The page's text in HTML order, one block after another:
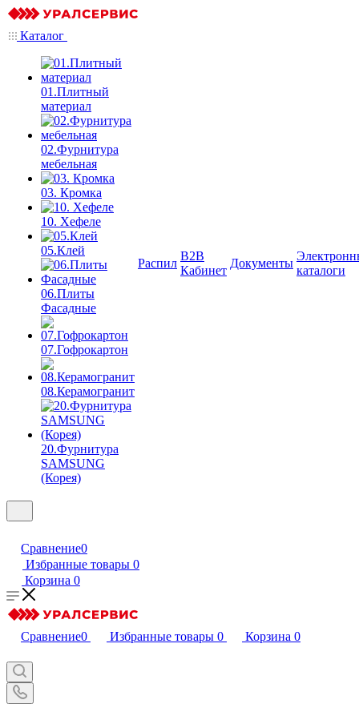
Каталог
01.Плитный
материал
02.Фурнитура
мебельная
03. Кромка
10. Хефеле
05.Клей
06.Плиты
Фасадные
07.Гофрокартон
08.Керамогранит
20.Фурнитура
SAMSUNG
(Корея)
Распил
B2B
Кабинет
Документы
каталоги
Сравнение0
Избранные товары 0
Корзина 0
Сравнение0 Избранные товары 0 Корзина 0